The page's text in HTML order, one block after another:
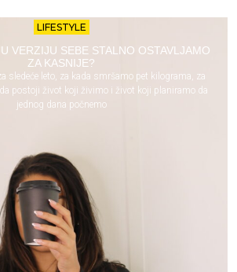
LIFESTYLE
VERZIJU SEBE STALNO OSTAVLJAMO
ZA KASNIJE?
sledeće leto, za kada smršamo pet kilograma, za
postoji život koji živimo i život koji planiramo da
jednog dana počnemo